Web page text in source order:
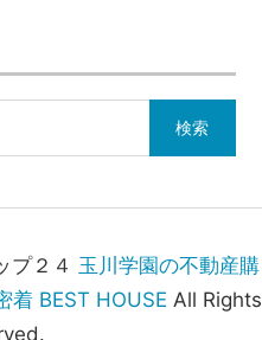
プ２４ 玉川学園の不動産購
着 BEST HOUSE All Rights